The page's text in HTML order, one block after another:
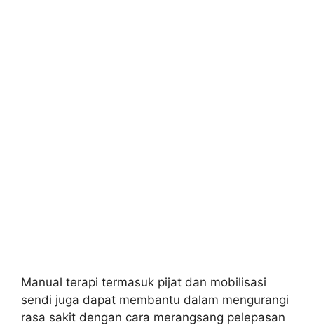
Manual terapi termasuk pijat dan mobilisasi
sendi juga dapat membantu dalam mengurangi
rasa sakit dengan cara merangsang pelepasan